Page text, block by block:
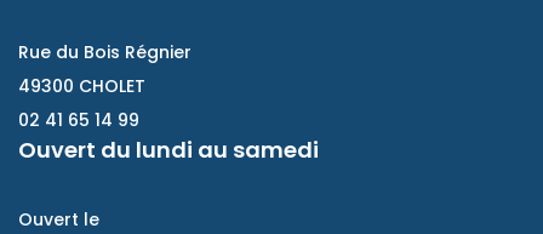
Rue du Bois Régnier
49300 CHOLET
02 41 65 14 99
Ouvert du lundi au samedi
Ouvert le